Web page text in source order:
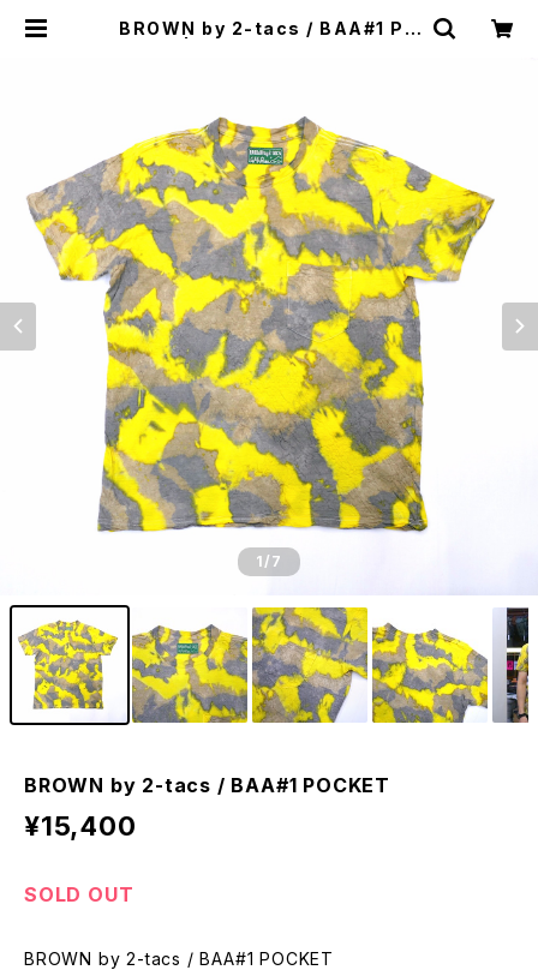
BROWN by 2-tacs / BAA#1 PO
1/7
BROWN by 2-tacs / BAA#1 POCKET
¥15,400
SOLD OUT
BROWN by 2-tacs / BAA#1 POCKET